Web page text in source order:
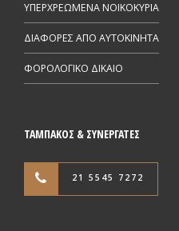
ΥΠΕΡΧΡΕΩΜΕΝΑ ΝΟΙΚΟΚΥΡΙΑ
ΔΙΑΦΟΡΕΣ ΑΠΟ AYTOKINHTA
ΦΟΡΟΛΟΓΙΚΟ ΔΙΚΑΙΟ
ΤΑΜΠΑΚΟΣ & ΣΥΝΕΡΓΑΤΕΣ
21 5545 7272